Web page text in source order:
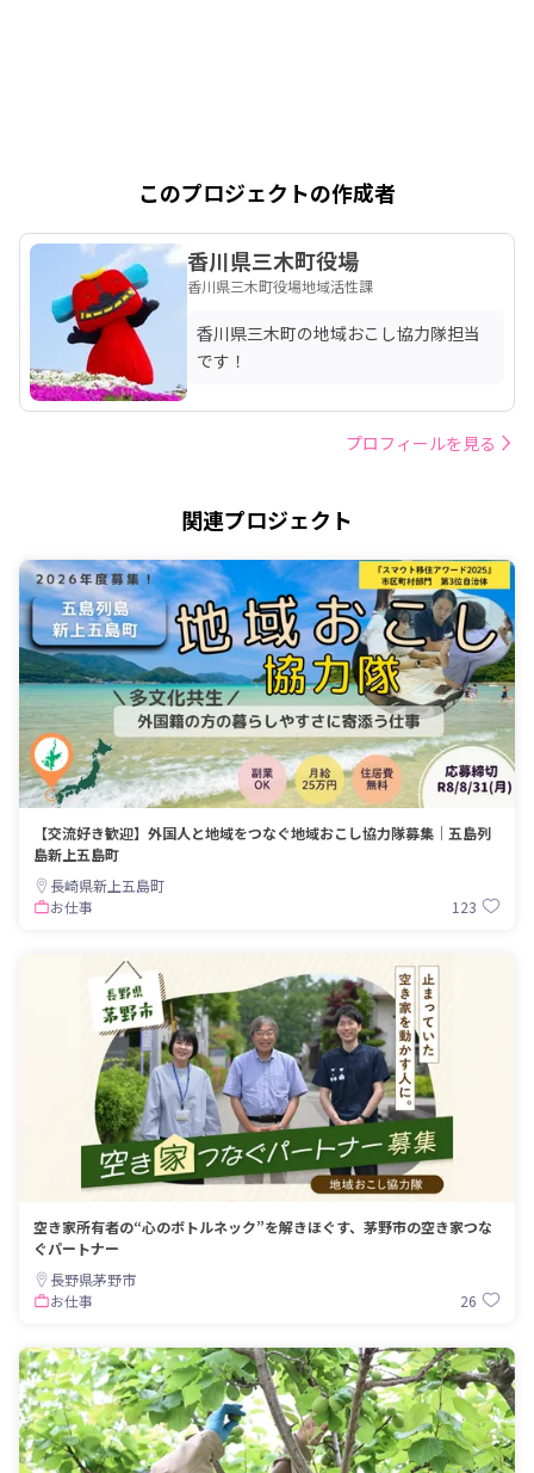
このプロジェクトの作成者
香川県三木町役場
香川県三木町役場地域活性課
香川県三木町の地域おこし協力隊担当
です！
プロフィールを見る
関連プロジェクト
【交流好き歓迎】外国人と地域をつなぐ地域おこし協力隊募集｜五島列
島新上五島町
長崎県新上五島町
お仕事
123
空き家所有者の“心のボトルネック”を解きほぐす、茅野市の空き家つな
ぐパートナー
長野県茅野市
お仕事
26